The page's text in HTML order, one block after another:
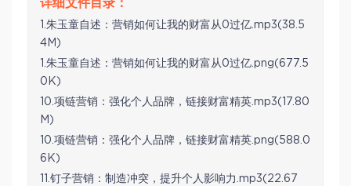
1.朱玉童自述：营销如何让我的财富从0过亿.mp3(38.5
4M)
1.朱玉童自述：营销如何让我的财富从0过亿.png(677.5
0K)
10.项链营销：强化个人品牌，链接财富精英.mp3(17.80
M)
10.项链营销：强化个人品牌，链接财富精英.png(588.0
6K)
11.钉子营销：制造冲突，提升个人影响力.mp3(22.67